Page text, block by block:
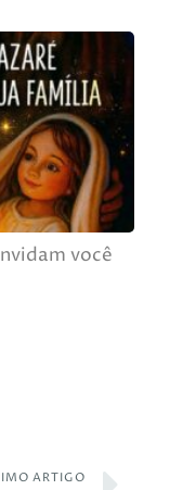
você
ARTIGO